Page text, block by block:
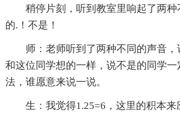
稍停片刻，听到教室里响起了两
的.！不是！
师：老师听到了两种不同的声音
和这位同学想的一样，说不是的同学一
法，谁愿意来说一说。
生：我觉得1.25=6，这里的积本来